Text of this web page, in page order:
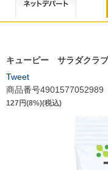
キューピー サラダクラ
Tweet
商品番号4901577052989
127円(8%)(税込)